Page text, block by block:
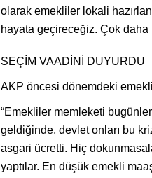
olarak emekliler lokali
hayata geçireceğiz. Çok daha
SEÇİM VAADİNİ DUYURDU
AKP öncesi dönemdeki emekli
“Emekliler memleketi
geldiğinde, devlet onları bu
asgari ücretti. Hiç
yaptılar. En düşük emekli